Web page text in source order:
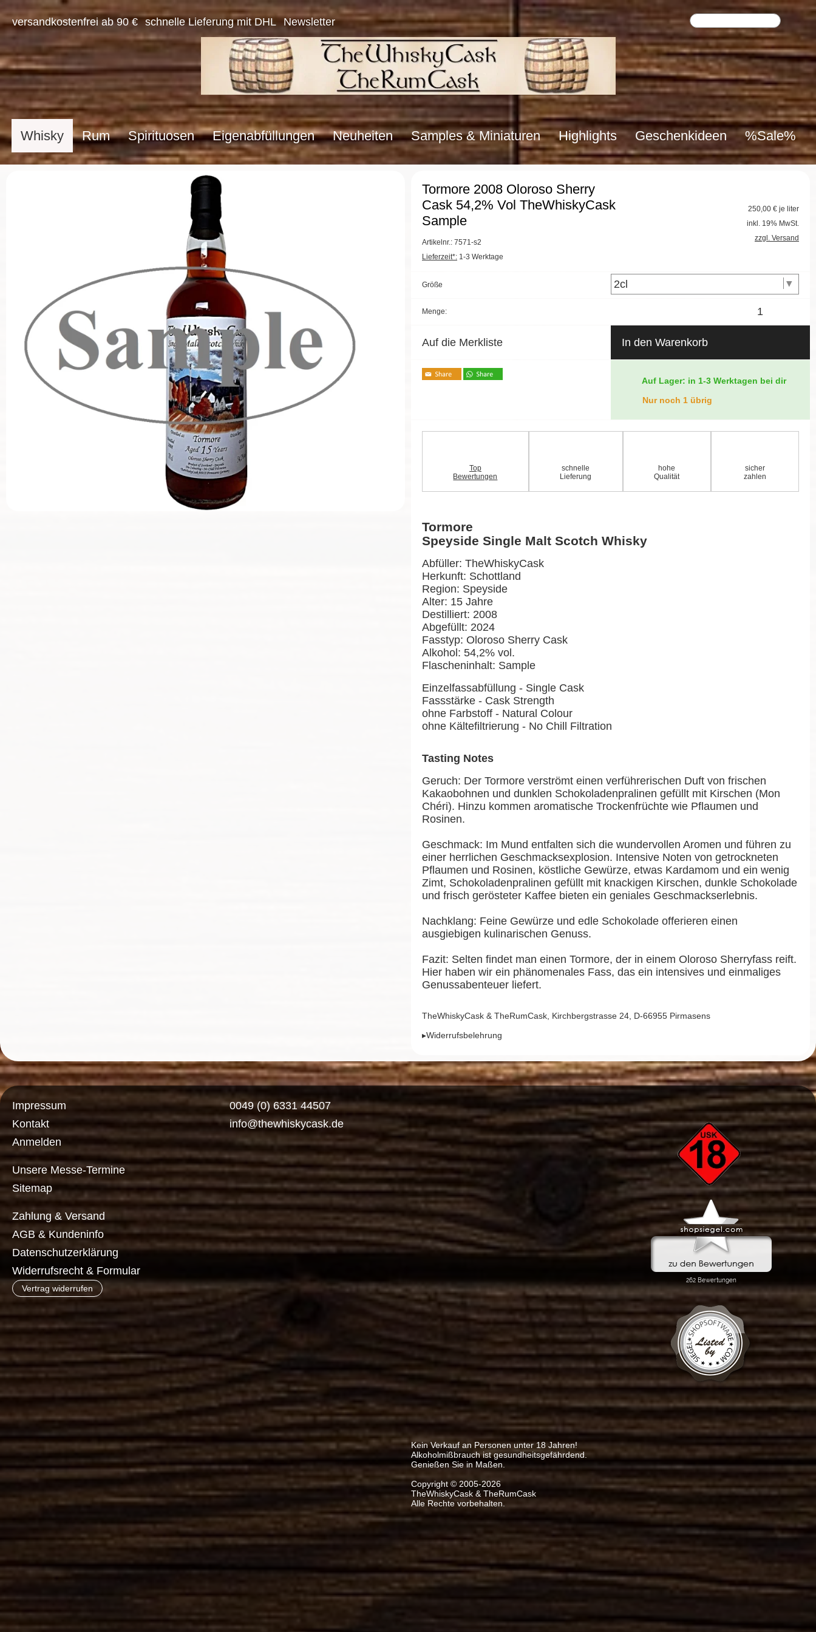
versandkostenfrei ab 90 € schnelle Lieferung mit DHL Newsletter
Whisky Rum Spirituosen Eigenabfüllungen Neuheiten Samples & Miniaturen Highlights Geschenkideen %Sale%
Tormore 2008 Oloroso Sherry
Cask 54,2% Vol TheWhiskyCask
Sample
Artikelnr.: 7571-s2
Lieferzeit*: 1-3 Werktage
250,00 € je liter
inkl. 19% MwSt.
zzgl. Versand
Größe
Menge:
Auf die Merkliste In den Warenkorb
Auf Lager: in 1-3 Werktagen bei dir
Nur noch 1 übrig
Top
Bewertungen
schnelle
Lieferung
hohe
Qualität
sicher
zahlen
Tormore
Speyside Single Malt Scotch Whisky
Abfüller: TheWhiskyCask
Herkunft: Schottland
Region: Speyside
Alter: 15 Jahre
Destilliert: 2008
Abgefüllt: 2024
Fasstyp: Oloroso Sherry Cask
Alkohol: 54,2% vol.
Flascheninhalt: Sample
Einzelfassabfüllung - Single Cask
Fassstärke - Cask Strength
ohne Farbstoff - Natural Colour
ohne Kältefiltrierung - No Chill Filtration
Tasting Notes
Geruch: Der Tormore verströmt einen verführerischen Duft von frischen
Kakaobohnen und dunklen Schokoladenpralinen gefüllt mit Kirschen (Mon
Chéri). Hinzu kommen aromatische Trockenfrüchte wie Pflaumen und
Rosinen.
Geschmack: Im Mund entfalten sich die wundervollen Aromen und führen zu
einer herrlichen Geschmacksexplosion. Intensive Noten von getrockneten
Pflaumen und Rosinen, köstliche Gewürze, etwas Kardamom und ein wenig
Zimt, Schokoladenpralinen gefüllt mit knackigen Kirschen, dunkle Schokolade
und frisch gerösteter Kaffee bieten ein geniales Geschmackserlebnis.
Nachklang: Feine Gewürze und edle Schokolade offerieren einen
ausgiebigen kulinarischen Genuss.
Fazit: Selten findet man einen Tormore, der in einem Oloroso Sherryfass reift.
Hier haben wir ein phänomenales Fass, das ein intensives und einmaliges
Genussabenteuer liefert.
TheWhiskyCask & TheRumCask, Kirchbergstrasse 24, D-66955 Pirmasens
▸Widerrufsbelehrung
Impressum
Kontakt
Anmelden
Unsere Messe-Termine
Sitemap
Zahlung & Versand
AGB & Kundeninfo
Datenschutzerklärung
Widerrufsrecht & Formular
Vertrag widerrufen
0049 (0) 6331 44507
info@thewhiskycask.de
Kein Verkauf an Personen unter 18 Jahren!
Alkoholmißbrauch ist gesundheitsgefährdend.
Genießen Sie in Maßen.
Copyright © 2005-2026
TheWhiskyCask & TheRumCask
Alle Rechte vorbehalten.